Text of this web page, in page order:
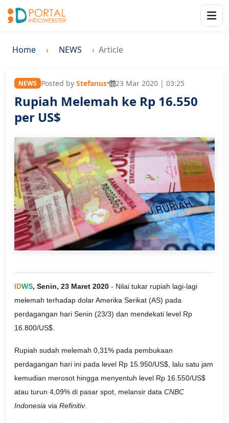
Home NEWS Article
NEWS Posted by Stefanus• 23 Mar 2020 | 03:25
Rupiah Melemah ke Rp 16.550
per US$
IDWS, Senin, 23 Maret 2020 - Nilai tukar rupiah lagi-lagi
melemah terhadap dolar Amerika Serikat (AS) pada
perdagangan hari Senin (23/3) dan mendekati level Rp
16.800/US$.
Rupiah sudah melemah 0,31% pada pembukaan
perdagangan hari ini pada level Rp 15.950/US$, lalu satu jam
kemudian merosot hingga menyentuh level Rp 16.550/US$
atau turun 4,09% di pasar spot, melansir data CNBC
Indonesia via Refinitiv.